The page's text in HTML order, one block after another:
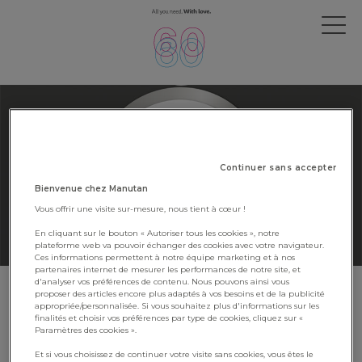
Manutan France, de nouveau
médaillé d’argent EcoVadis
1 mars 2022
Continuer sans accepter
Bienvenue chez Manutan
Vous offrir une visite sur-mesure, nous tient à cœur !
En cliquant sur le bouton « Autoriser tous les cookies », notre
plateforme web va pouvoir échanger des cookies avec votre navigateur.
Ces informations permettent à notre équipe marketing et à nos
partenaires internet de mesurer les performances de notre site, et
d'analyser vos préférences de contenu. Nous pouvons ainsi vous
proposer des articles encore plus adaptés à vos besoins et de la publicité
appropriée/personnalisée. Si vous souhaitez plus d'informations sur les
finalités et choisir vos préférences par type de cookies, cliquez sur «
Paramètres des cookies ».
Et si vous choisissez de continuer votre visite sans cookies, vous êtes le